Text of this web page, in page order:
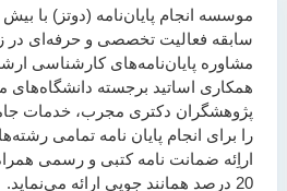
سابقه فعالیت تخصصی و حرفه‌ای در
مشاوره پایان‌نامه‌های کارشناسی
همکاری اساتید برجسته دانشگاه‌های
پژوهشگران دکتری مجرب، خدمات
را برای انجام پایان نامه تمامی
اراِئه ضمانت نامه کتبی و رسمی همراه
20 درصد همانند جویی ارائه می‌نماید.